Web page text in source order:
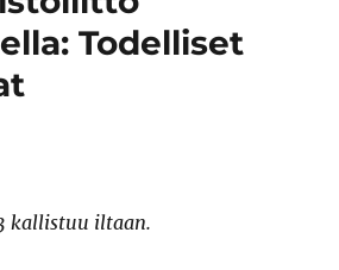
Todelliset
kallistuu iltaan.